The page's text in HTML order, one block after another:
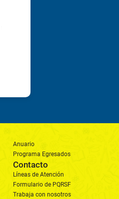
Anuario
Programa Egresados
Contacto
Líneas de Atención
Formulario de PQRSF
Trabaja con nosotros